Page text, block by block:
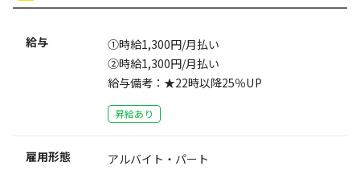
給与
①時給1,300円/月払い
②時給1,300円/月払い
給与備考：★22時以降25％UP
昇給あり
雇用形態 アルバイト・パート